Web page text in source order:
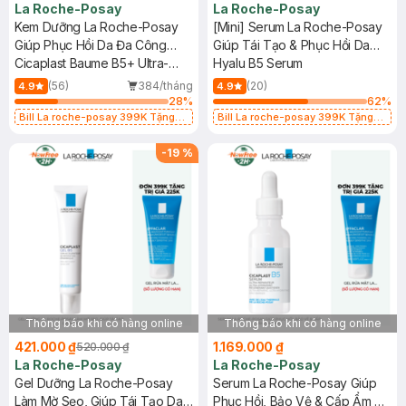
La Roche-Posay
Kem Dưỡng La Roche-Posay
Giúp Phục Hồi Da Đa Công
Dụng 100ml
Cicaplast Baume B5+ Ultra-
Repairing Soothing Balm
4.9 (56)
384/tháng
28%
Bill La roche-posay 399K Tặng
(SL có hạn)
La Roche-Posay
[Mini] Serum La Roche-Posay
Giúp Tái Tạo & Phục Hồi Da
10ml
Hyalu B5 Serum
4.9
(20)
62%
Bill La roche-posay 399K Tặng
(SL có hạn)
-19 %
Thông báo khi có hàng online
421.000 ₫520.000 ₫
La Roche-Posay
Gel Dưỡng La Roche-Posay
Làm Mờ Sẹo, Giúp Tái Tạo Da
Thông báo khi có hàng online
1.169.000 ₫
La Roche-Posay
Serum La Roche-Posay Giúp
Phục Hồi, Bảo Vệ & Cấp Ẩm Da